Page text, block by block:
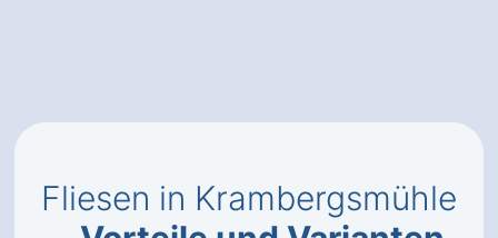
Fliesen in Krambergsmühle